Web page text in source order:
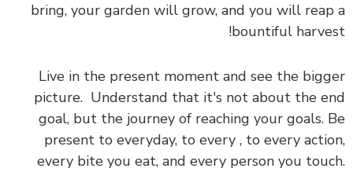
bring, your garden will grow, and you will reap a
bountiful harvest!
Live in the present moment and see the bigger
picture. Understand that it's not about the end
goal, but the journey of reaching your goals. Be
present to everyday, to every , to every action,
every bite you eat, and every person you touch.